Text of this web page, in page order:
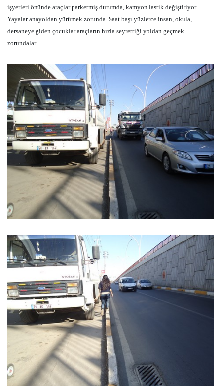
işyerleri önünde araçlar parketmiş durumda, kamyon lastik değiştiriyor.
Yayalar anayoldan yürümek zorunda. Saat başı yüzlerce insan, okula,
dersaneye giden çocuklar araçların hızla seyrettiği yoldan geçmek
zorundalar.